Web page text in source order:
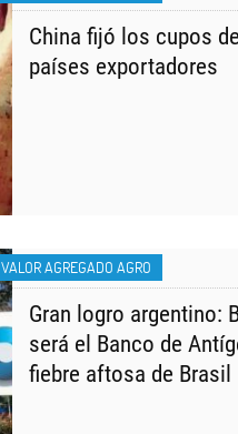
China fijó los cupos
países exportadores
VALOR AGREGADO AGRO
Gran logro argentino:
será el Banco de
fiebre aftosa de Brasil